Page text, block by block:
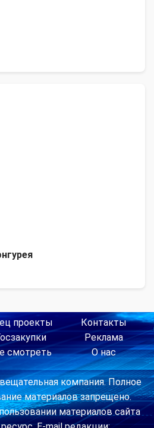
проекты
смотреть
Контакты
Реклама
О нас
компания. Полное
материалов запрещено.
материалов сайта